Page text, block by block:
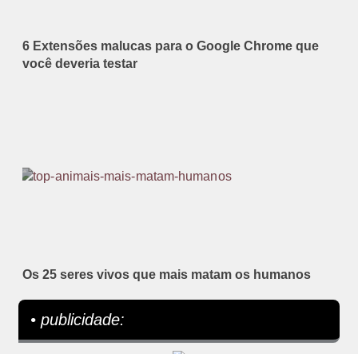
6 Extensões malucas para o Google Chrome que
você deveria testar
Os 25 seres vivos que mais matam os humanos
• publicidade: